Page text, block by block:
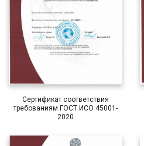
Сертификат соответствия
требованиям ГОСТ ИСО 45001-
2020